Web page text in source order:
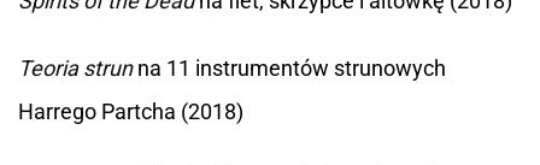
Teoria strunna 11 instrumentów strunowych
Harrego Partcha (2018)